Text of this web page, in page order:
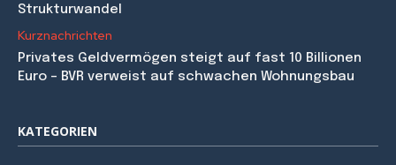
Strukturwandel
Kurznachrichten
Privates Geldvermögen steigt auf fast 10 Billionen
Euro – BVR verweist auf schwachen Wohnungsbau
KATEGORIEN